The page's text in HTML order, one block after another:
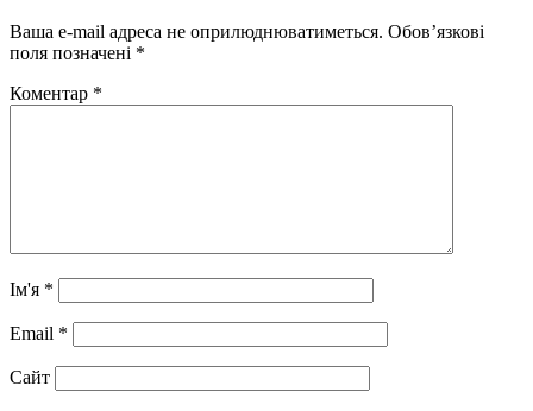
Ваша e-mail адреса не оприлюднюватиметься. Обов’язкові
поля позначені *
Коментар *
Ім'я *
Email *
Сайт